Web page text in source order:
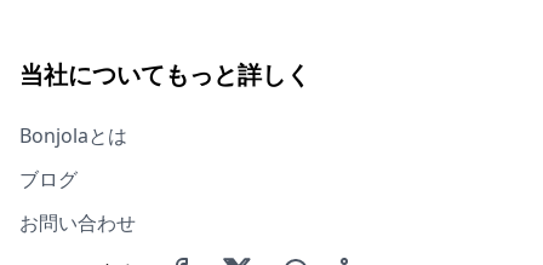
当社についてもっと詳しく
Bonjolaとは
ブログ
お問い合わせ